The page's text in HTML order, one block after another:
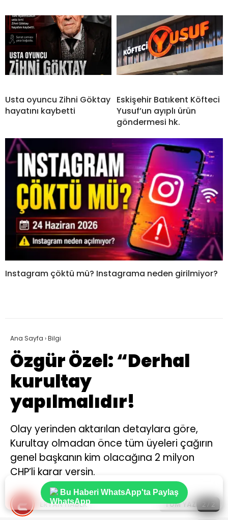
Usta oyuncu Zihni Göktay
hayatını kaybetti
Eskişehir Batıkent Köfteci
Yusuf’un ayıplı ürün
göndermesi hk.
Instagram çöktü mü? Instagrama neden girilmiyor?
Ana Sayfa ›Bilgi
Özgür Özel: “Derhal
kurultay
yapılmalıdır!
Olay yerinden aktarılan detaylara göre,
Kurultay olmadan önce tüm üyeleri çağırın
genel başkanın kim olacağına 2 milyon
CHP’li karar versin.
ERTAN HABER TÜM YAZILARI
2 / 2
Bu Haberi WhatsApp'ta Paylaş